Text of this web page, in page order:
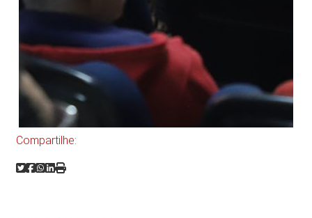
Compartilhe: